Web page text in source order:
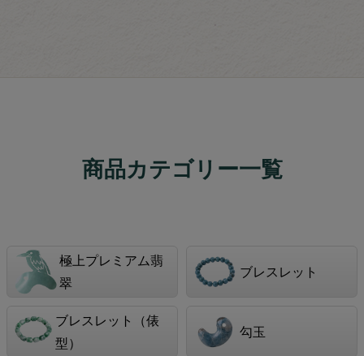
商品カテゴリー一覧
極上プレミアム翡
翠
ブレスレット
ブレスレット（俵
型）
勾玉